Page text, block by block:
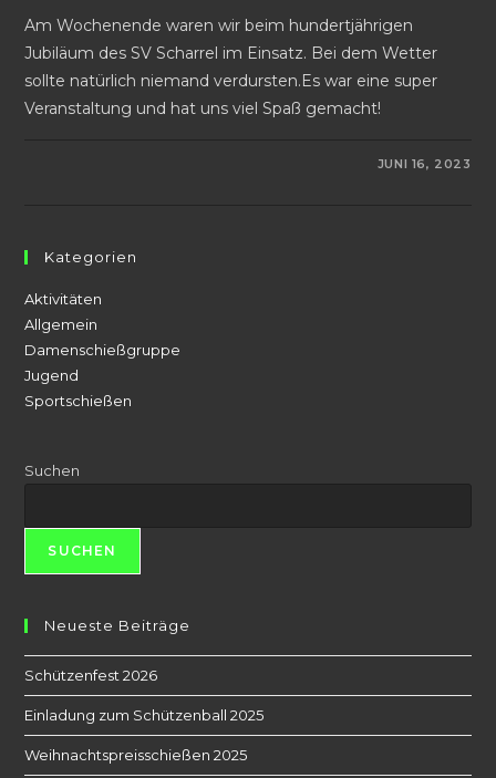
Am Wochenende waren wir beim hundertjährigen
Jubiläum des SV Scharrel im Einsatz. Bei dem Wetter
sollte natürlich niemand verdursten.Es war eine super
Veranstaltung und hat uns viel Spaß gemacht!
JUNI 16, 2023
Kategorien
Aktivitäten
Allgemein
Damenschießgruppe
Jugend
Sportschießen
Suchen
SUCHEN
Neueste Beiträge
Schützenfest 2026
Einladung zum Schützenball 2025
Weihnachtspreisschießen 2025